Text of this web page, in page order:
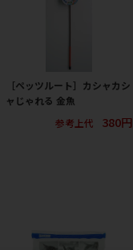
［ペッツルート］カシャカシ
ャじゃれる 金魚
参考上代
380円